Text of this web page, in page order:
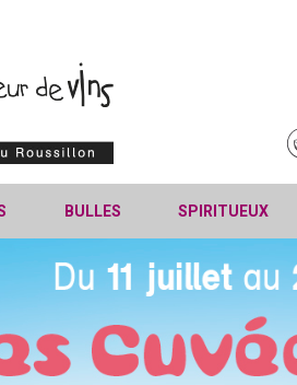
BULLES SPIRITUEUX